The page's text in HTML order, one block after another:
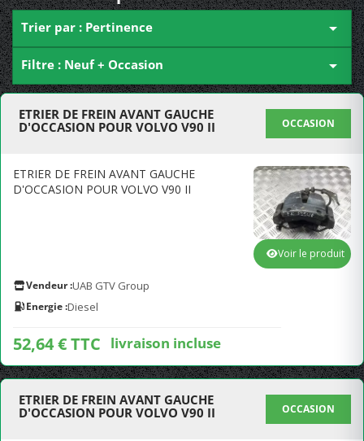
Trier par : Pertinence 
Filtre : Neuf + Occasion 
ETRIER DE FREIN AVANT GAUCHE
D'OCCASION POUR VOLVO V90 II
OCCASION
ETRIER DE FREIN AVANT GAUCHE
D'OCCASION POUR VOLVO V90 II
Vendeur :UAB GTV Group
Energie :Diesel
52,64 € TTC livraison incluse
Voir le produit
ETRIER DE FREIN AVANT GAUCHE
D'OCCASION POUR VOLVO V90 II
OCCASION